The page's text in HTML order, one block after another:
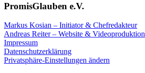
PromisGlauben e.V.
Markus Kosian – Initiator & Chefredakteur
Andreas Reiter – Website & Videoproduktion
Impressum
Datenschutzerklärung
Privatsphäre-Einstellungen ändern